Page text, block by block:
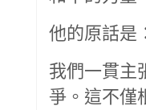
他的原話是
我們一貫主
爭。這不僅